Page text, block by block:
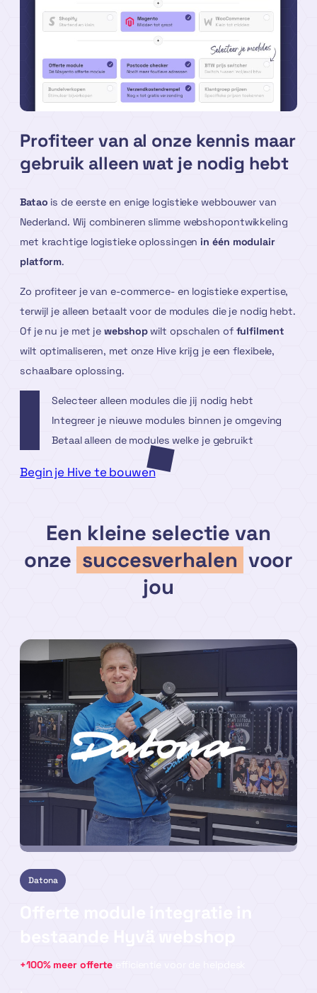
Profiteer van al onze kennis maar
gebruik alleen wat je nodig hebt
Batao is de eerste en enige logistieke webbouwer van
Nederland. Wij combineren slimme webshopontwikkeling
met krachtige logistieke oplossingen in één modulair
platform.
Zo profiteer je van e-commerce- en logistieke expertise,
terwijl je alleen betaalt voor de modules die je nodig hebt.
Of je nu je met jewebshopwilt opschalen of fulfilment
wilt optimaliseren, met onze Hive krijg je een flexibele,
schaalbare oplossing.
Selecteer alleen modules die jij nodig hebt
Integreer je nieuwe modules binnen je omgeving
Betaal alleen de modules welke je gebruikt
Begin je Hive te bouwen
Een kleine selectie van
onze succesverhalen voor
jou
Datona
Offerte module integratie in
bestaande Hyvä webshop
+100% meer offerte efficientie voor de helpdesk